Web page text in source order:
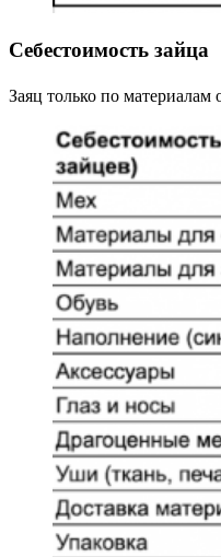
Себестоимость зайца
Заяц только по материалам